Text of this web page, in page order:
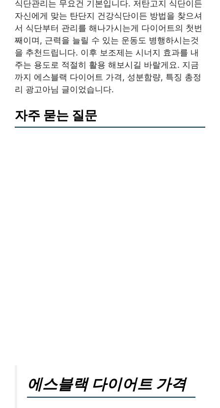
식단관리는 무요건 기본입니다. 저탄고지 식단이든
자신에게 맞는 탄단지 건강식단이든 방법을 찾으셔
서 식단부터 관리를 해나가시는게 다이어트의 첫번
째이며, 근력을 늘릴 수 있는 운동도 병행하시는것
을 추천드립니다. 이후 보조제는 시너지 효과를 내
주는 용도로 적절히 활용 해보시길 바랄게요. 지금
까지 에스블랙 다이어트 가격, 성분함량, 특징 총정
리 광고아님 글이었습니다.
자주 묻는 질문
에스블랙 다이어트 가격